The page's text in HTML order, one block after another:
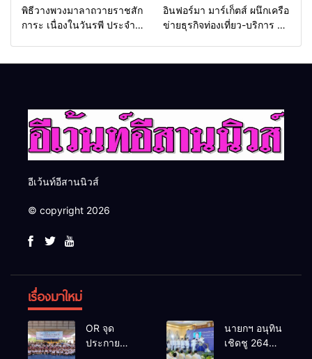
พิธีวางพวงมาลาถวายราชสัก
การะ เนื่องในวันรพี ประจำปี
อินฟอร์มา มาร์เก็ตส์ ผนึกเครือ
ข่ายธุรกิจท่องเที่ยว-บริการ จัด
อีเว้นท์อีสานนิวส์
© copyright 2026
เรื่องมาใหม่
OR จุด
ประกาย
นายกฯ อนุทิน
เชิดชู 264